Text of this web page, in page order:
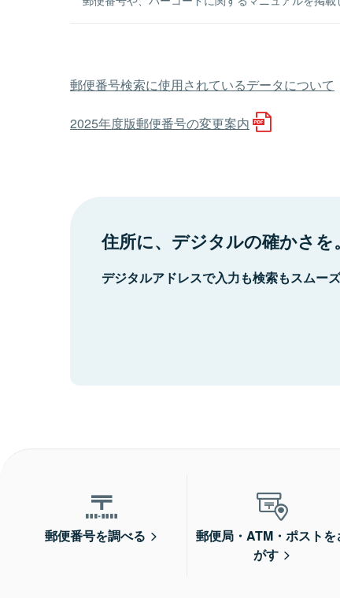
郵便番号検索に使用されているデータについて
2025年度版郵便番号の変更案内
住所に、デジタルの確かさを。
デジタルアドレスで入力も検索もスムーズ
郵便番号を調べる
郵便局・ATM・ポストを
がす